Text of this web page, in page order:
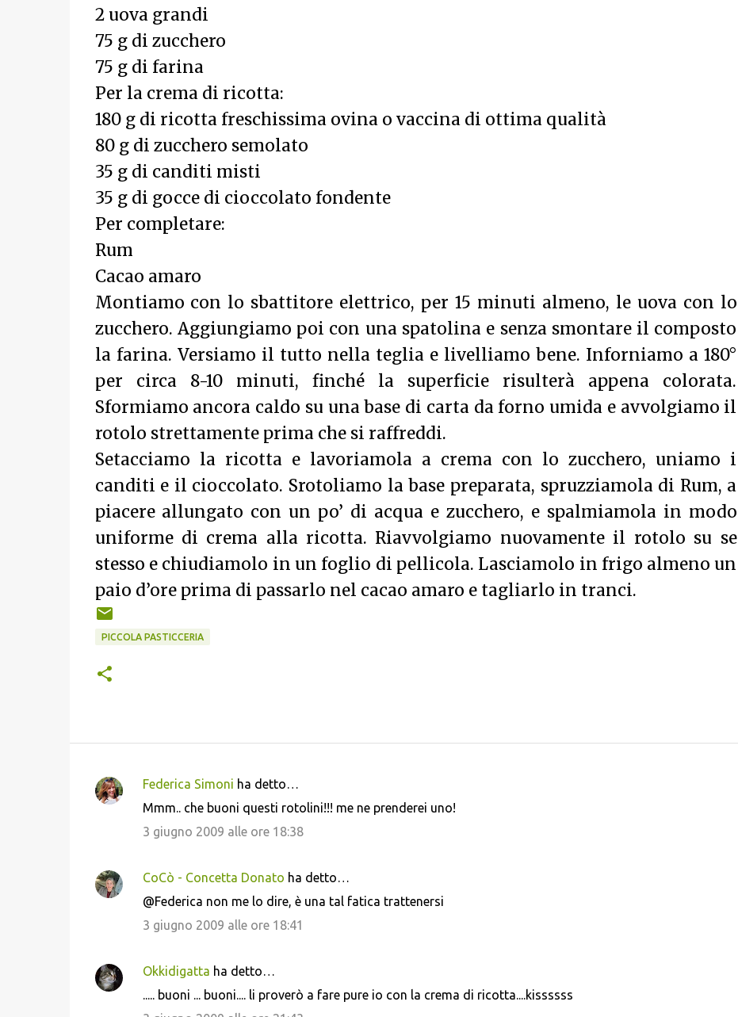
2 uova grandi
75 g di zucchero
75 g di farina
Per la crema di ricotta:
180 g di ricotta freschissima ovina o vaccina di ottima qualità
80 g di zucchero semolato
35 g di canditi misti
35 g di gocce di cioccolato fondente
Per completare:
Rum
Cacao amaro
Montiamo con lo sbattitore elettrico, per 15 minuti almeno, le uova con lo
zucchero. Aggiungiamo poi con una spatolina e senza smontare il composto
la farina. Versiamo il tutto nella teglia e livelliamo bene. Inforniamo a 180°
per circa 8-10 minuti, finché la superficie risulterà appena colorata.
Sformiamo ancora caldo su una base di carta da forno umida e avvolgiamo il
rotolo strettamente prima che si raffreddi.
Setacciamo la ricotta e lavoriamola a crema con lo zucchero, uniamo i
canditi e il cioccolato. Srotoliamo la base preparata, spruzziamola di Rum, a
piacere allungato con un po’ di acqua e zucchero, e spalmiamola in modo
uniforme di crema alla ricotta. Riavvolgiamo nuovamente il rotolo su se
stesso e chiudiamolo in un foglio di pellicola. Lasciamolo in frigo almeno un
paio d’ore prima di passarlo nel cacao amaro e tagliarlo in tranci.
PICCOLA PASTICCERIA
C
e
Federica Simoni ha detto…
Mmm.. che buoni questi rotolini!!! me ne prenderei uno!
3 giugno 2009 alle ore 18:38
CoCò - Concetta Donato ha detto…
@Federica non me lo dire, è una tal fatica trattenersi
3 giugno 2009 alle ore 18:41
Okkidigatta ha detto…
..... buoni ... buoni.... li proverò a fare pure io con la crema di ricotta....kissssss